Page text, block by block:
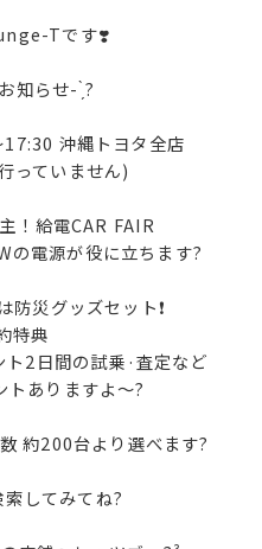
Tです❣️
知らせ- ̗̀?
沖縄トヨタ全店
っていません)
！給電CAR FAIR
の電源が役に立ちます?
災グッズセット❗️
特典
2日間の試乗·査定など
トありますよ～?
約200台より選べます?
してみてね?